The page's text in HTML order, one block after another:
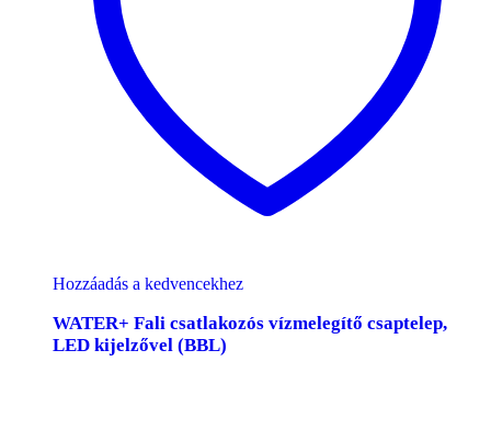
Hozzáadás a kedvencekhez
WATER+ Fali csatlakozós vízmelegítő csaptelep,
LED kijelzővel (BBL)